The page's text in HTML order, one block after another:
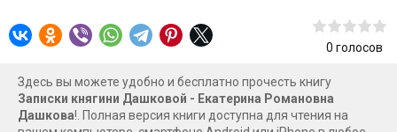
0 голосов
Здесь вы можете удобно и бесплатно прочесть книгу
Записки княгини Дашковой - Екатерина Романовна
Дашкова!. Полная версия книги доступна для чтения на